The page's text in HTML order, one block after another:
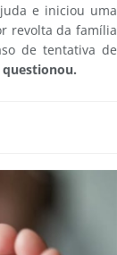
e iniciou uma
revolta da família
de tentativa de
questionou.